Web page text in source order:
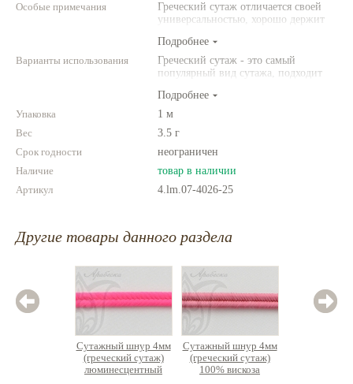
Особые примечания
Греческий сутаж отличается своей
универсальностью, хорошо держит
материалы и инструменты для
вышивки украшений из сутажа, а
также другие виды сутажа Вы
Подробнее
Варианты использования
Греческий сутаж - это самый
популярный вид сутажа, подходит
Для миниатюрных украшений
рекомендуем более мягкие виды,
используется для вышивки
прекрасных богатых колье, серег,
колец и других благородных
украшений.
Подробнее
Упаковка
1 м
Вес
3.5 г
Срок годности
неограничен
Наличие
товар в наличии
Артикул
4.lm.07-4026-25
Другие товары данного раздела
Сутажный шнур 4мм
(греческий сутаж)
люминесцентный
Сутажный шнур 4мм
(греческий сутаж)
100% вискоза